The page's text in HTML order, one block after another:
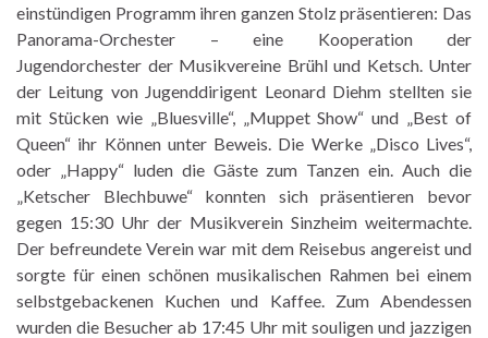
einstündigen Programm ihren ganzen Stolz präsentieren: Das
Panorama-Orchester – eine Kooperation der
Jugendorchester der Musikvereine Brühl und Ketsch. Unter
der Leitung von Jugenddirigent Leonard Diehm stellten sie
mit Stücken wie „Bluesville“, „Muppet Show“ und „Best of
Queen“ ihr Können unter Beweis. Die Werke „Disco Lives“,
oder „Happy“ luden die Gäste zum Tanzen ein. Auch die
„Ketscher Blechbuwe“ konnten sich präsentieren bevor
gegen 15:30 Uhr der Musikverein Sinzheim weitermachte.
Der befreundete Verein war mit dem Reisebus angereist und
sorgte für einen schönen musikalischen Rahmen bei einem
selbstgebackenen Kuchen und Kaffee. Zum Abendessen
wurden die Besucher ab 17:45 Uhr mit souligen und jazzigen